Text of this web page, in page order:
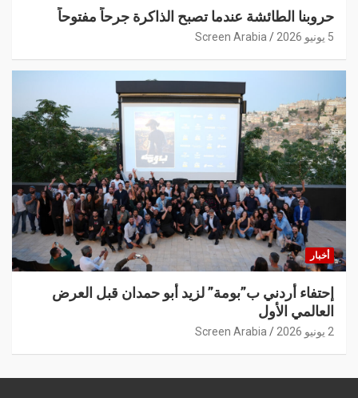
حروبنا الطائشة عندما تصبح الذاكرة جرحاً مفتوحاً
5 يونيو 2026 Screen Arabia
أخبار
إحتفاء أردني ب”بومة” لزيد أبو حمدان قبل العرض
العالمي الأول
2 يونيو 2026 Screen Arabia